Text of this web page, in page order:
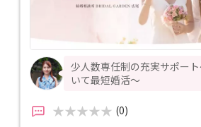
少人数専任制の充実サポー
いて最短婚活〜
(0)